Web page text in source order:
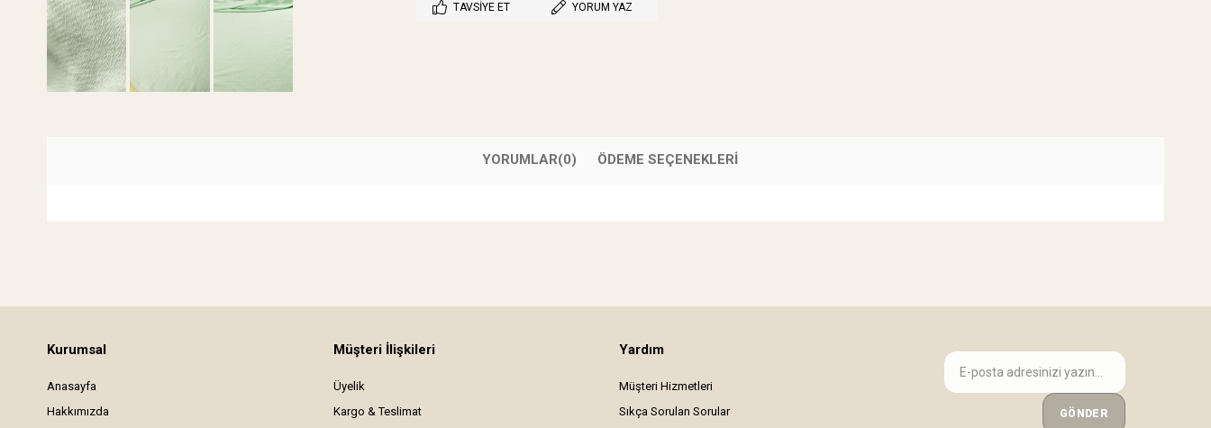
TAVSIYE ET YORUM YAZ
YORUMLAR(0) ÖDEME SEÇENEKLERI
Kurumsal
Anasayfa
Hakkımızda
Müşteri İlişkileri
Üyelik
Kargo & Teslimat
Yardım
Müşteri Hizmetleri
Sıkça Sorulan Sorular
GÖNDER